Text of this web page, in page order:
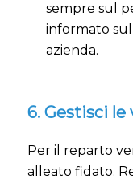
sempre sul
informato
azienda.
6. Gestisci
Per il reparto
alleato fidato.